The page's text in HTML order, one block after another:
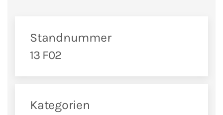
Standnummer
13 F02
Kategorien